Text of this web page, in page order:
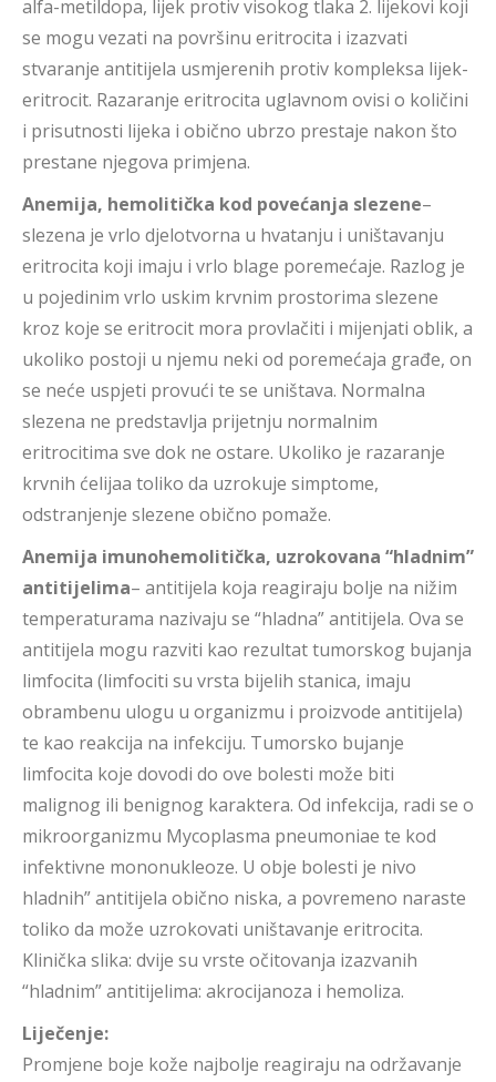
alfa-metildopa, lijek protiv visokog tlaka 2. lijekovi koji
se mogu vezati na površinu eritrocita i izazvati
stvaranje antitijela usmjerenih protiv kompleksa lijek-
eritrocit. Razaranje eritrocita uglavnom ovisi o količini
i prisutnosti lijeka i obično ubrzo prestaje nakon što
prestane njegova primjena.
Anemija, hemolitička kod povećanja slezene–
slezena je vrlo djelotvorna u hvatanju i uništavanju
eritrocita koji imaju i vrlo blage poremećaje. Razlog je
u pojedinim vrlo uskim krvnim prostorima slezene
kroz koje se eritrocit mora provlačiti i mijenjati oblik, a
ukoliko postoji u njemu neki od poremećaja građe, on
se neće uspjeti provući te se uništava. Normalna
slezena ne predstavlja prijetnju normalnim
eritrocitima sve dok ne ostare. Ukoliko je razaranje
krvnih ćelijaa toliko da uzrokuje simptome,
odstranjenje slezene obično pomaže.
Anemija imunohemolitička, uzrokovana “hladnim”
antitijelima– antitijela koja reagiraju bolje na nižim
temperaturama nazivaju se “hladna” antitijela. Ova se
antitijela mogu razviti kao rezultat tumorskog bujanja
limfocita (limfociti su vrsta bijelih stanica, imaju
obrambenu ulogu u organizmu i proizvode antitijela)
te kao reakcija na infekciju. Tumorsko bujanje
limfocita koje dovodi do ove bolesti može biti
malignog ili benignog karaktera. Od infekcija, radi se o
mikroorganizmu Mycoplasma pneumoniae te kod
infektivne mononukleoze. U obje bolesti je nivo
hladnih” antitijela obično niska, a povremeno naraste
toliko da može uzrokovati uništavanje eritrocita.
Klinička slika: dvije su vrste očitovanja izazvanih
“hladnim” antitijelima: akrocijanoza i hemoliza.
Liječenje:
Promjene boje kože najbolje reagiraju na održavanje